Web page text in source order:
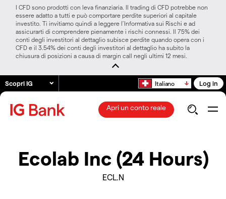
I CFD sono prodotti con leva finanziaria. Il trading di CFD potrebbe non
essere adatto a tutti e può comportare perdite superiori al capitale
investito. Ti invitiamo quindi a leggere l’Informativa sui Rischi e ad
assicurarti di comprendere pienamente i rischi connessi. Il 75% dei
conti degli investitori al dettaglio subisce perdite quando opera con i
CFD e il 3.54% dei conti degli investitori al dettaglio ha subito la
chiusura di posizioni a causa di margin call negli ultimi 12 mesi.
Scopri IG Italiano Log in
Apri un conto reale
Ecolab Inc (24 Hours)
ECL.N